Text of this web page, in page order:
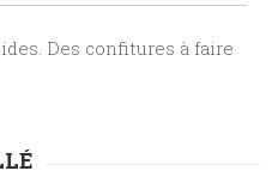
Des confitures à faire